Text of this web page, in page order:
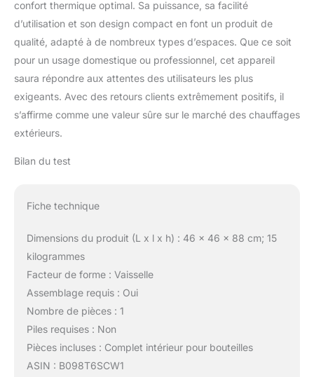
confort thermique optimal. Sa puissance, sa facilité
d’utilisation et son design compact en font un produit de
qualité, adapté à de nombreux types d’espaces. Que ce soit
pour un usage domestique ou professionnel, cet appareil
saura répondre aux attentes des utilisateurs les plus
exigeants. Avec des retours clients extrêmement positifs, il
s’affirme comme une valeur sûre sur le marché des chauffages
extérieurs.
Bilan du test
Fiche technique
Dimensions du produit (L x l x h) : 46 x 46 x 88 cm; 15
kilogrammes
Facteur de forme : Vaisselle
Assemblage requis : Oui
Nombre de pièces : 1
Piles requises : Non
Pièces incluses : Complet intérieur pour bouteilles
ASIN : B098T6SCW1